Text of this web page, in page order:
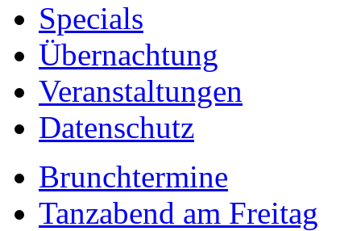
Specials
Übernachtung
Veranstaltungen
Datenschutz
Brunchtermine
Tanzabend am Freitag